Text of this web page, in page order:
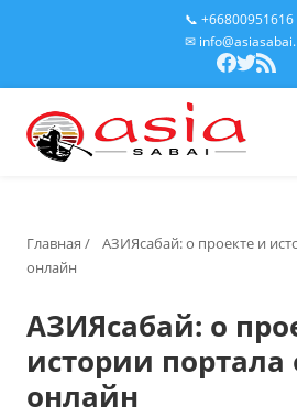
📞 +66800951616
✉
Главная /
АЗИЯсабай: о проекте и
онлайн
АЗИЯсабай: о
истории
онлайн